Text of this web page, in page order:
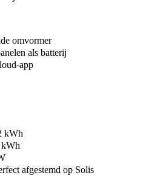
omvormer
als batterij
app
kWh
kWh
afgestemd op Solis